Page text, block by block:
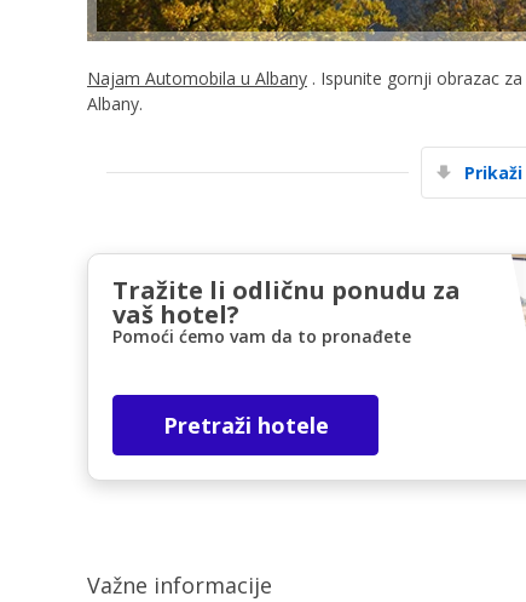
Najam Automobila u Albany . Ispunite gornji obrazac
Albany.
Tražite li odličnu ponudu za
vaš hotel?
Pomoći ćemo vam da to pronađete
Pretraži hotele
Važne informacije